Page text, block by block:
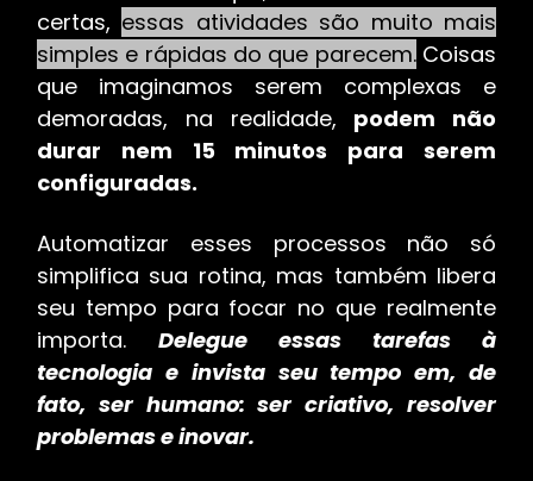
certas, essas atividades são muito mais
simples e rápidas do que parecem.Coisas
que imaginamos serem complexas e
demoradas, na realidade, podem não
durar nem 15 minutos para serem
configuradas.
Automatizar esses processos não só
simplifica sua rotina, mas também libera
seu tempo para focar no que realmente
importa. Delegue essas tarefas à
tecnologia e invista seu tempo em, de
fato, ser humano: ser criativo, resolver
problemas e inovar.